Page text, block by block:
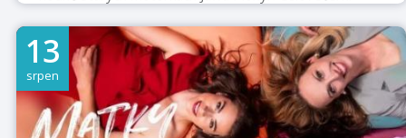
odvážnější výpravu, než jaké známe díky žlutým
trabantům Dana Přibáně. Právě jedné z kultovních
expedic žlutých trabantů se vedoucí výpravy motorek
do Afriky, dobrodruh a režisér Marek Slobodník sám na
své Jawě 250 účastnil. Podobně, jako výrazné postavy
filmových komiksových vesmírů dostávají vlastní filmy,
13
srpen